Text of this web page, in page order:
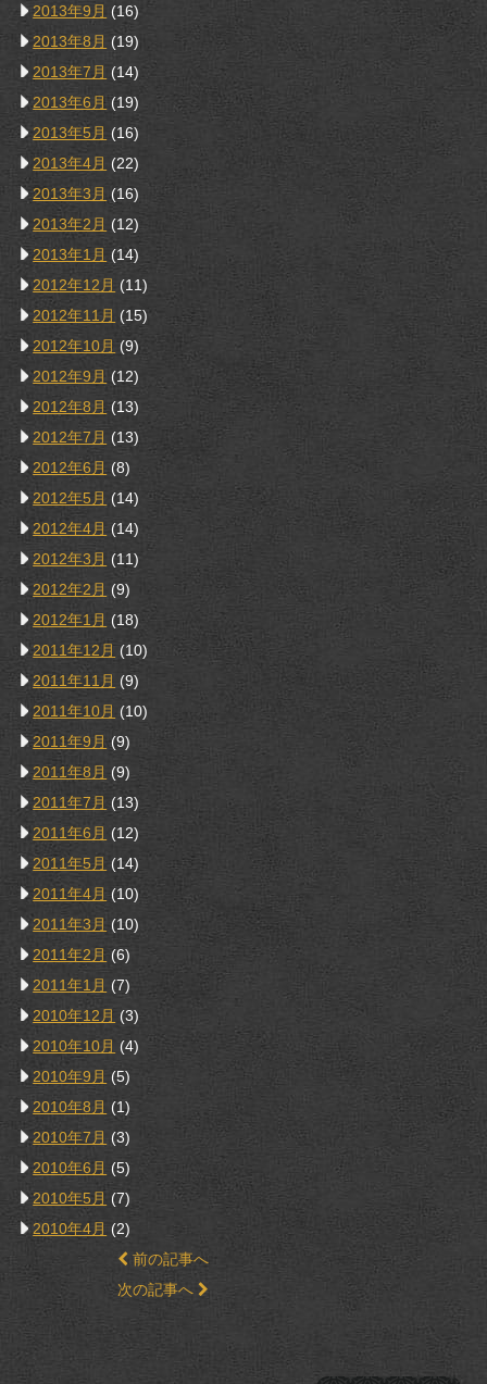
2013年9月 (16)
2013年8月 (19)
2013年7月 (14)
2013年6月 (19)
2013年5月 (16)
2013年4月 (22)
2013年3月 (16)
2013年2月 (12)
2013年1月 (14)
2012年12月 (11)
2012年11月 (15)
2012年10月 (9)
2012年9月 (12)
2012年8月 (13)
2012年7月 (13)
2012年6月 (8)
2012年5月 (14)
2012年4月 (14)
2012年3月 (11)
2012年2月 (9)
2012年1月 (18)
2011年12月 (10)
2011年11月 (9)
2011年10月 (10)
2011年9月 (9)
2011年8月 (9)
2011年7月 (13)
2011年6月 (12)
2011年5月 (14)
2011年4月 (10)
2011年3月 (10)
2011年2月 (6)
2011年1月 (7)
2010年12月 (3)
2010年10月 (4)
2010年9月 (5)
2010年8月 (1)
2010年7月 (3)
2010年6月 (5)
2010年5月 (7)
2010年4月 (2)
前の記事へ
次の記事へ